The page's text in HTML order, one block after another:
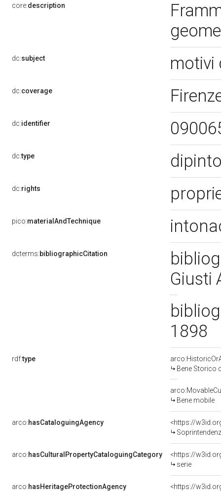
core:description
dc:subject motivi
dc:coverage
dc:identifier
dc:type
dc:rights
pico:materialAndTechnique
dcterms:bibliographicCitation
Giusti
1898
rdf:type
Bene Storico
Bene mobile
arco:hasCataloguingAgency
<https://
Soprintendenza
arco:hasCulturalPropertyCataloguingCategory
<https://
serie
arco:hasHeritageProtectionAgency <https://